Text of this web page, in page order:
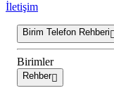
İletişim
Birim Telefon Rehberi
Birimler
Rehber